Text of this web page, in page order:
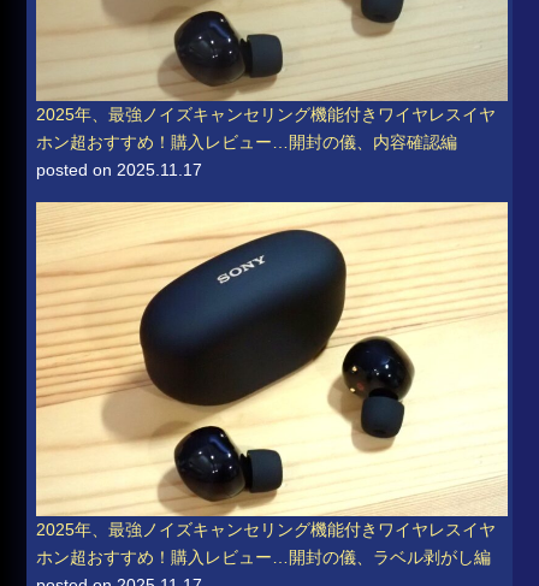
2025年、最強ノイズキャンセリング機能付きワイヤレスイヤ
ホン超おすすめ！購入レビュー…開封の儀、内容確認編
posted on 2025.11.17
2025年、最強ノイズキャンセリング機能付きワイヤレスイヤ
ホン超おすすめ！購入レビュー…開封の儀、ラベル剥がし編